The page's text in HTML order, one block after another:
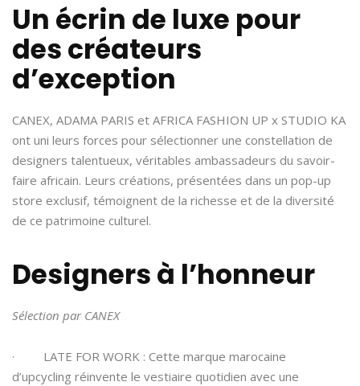
Un écrin de luxe pour
des créateurs
d’exception
CANEX, ADAMA PARIS et AFRICA FASHION UP x STUDIO KA
ont uni leurs forces pour sélectionner une constellation de
designers talentueux, véritables ambassadeurs du savoir-
faire africain. Leurs créations, présentées dans un pop-up
store exclusif, témoignent de la richesse et de la diversité
de ce patrimoine culturel.
Designers à l’honneur
Sélection par CANEX
· LATE FOR WORK : Cette marque marocaine
d’upcycling réinvente le vestiaire quotidien avec une